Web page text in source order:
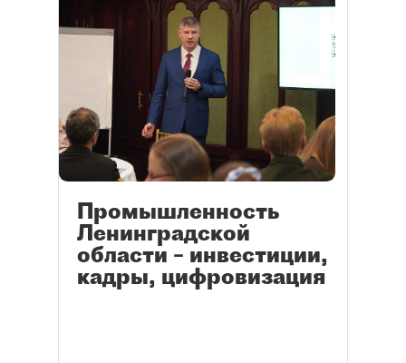
Промышленность
Ленинградской
области – инвестиции,
кадры, цифровизация